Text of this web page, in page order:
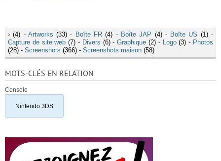
›(4) - Artworks (33) - Boîte FR (4) - Boîte JAP (4) - Boîte US (1) -
Capture de site web (7) - Divers (6) -Graphique (2) - Logo(3) - Photos
(28) - Screenshots (366) - Screenshots maison (58)
MOTS-CLÉS EN RELATION
Console
Nintendo 3DS